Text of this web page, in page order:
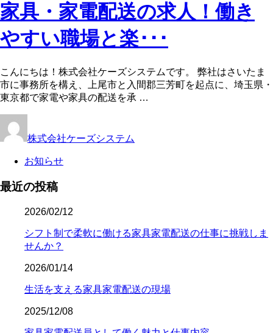
家具・家電配送の求人！働き
やすい職場と楽･･･
こんにちは！株式会社ケーズシステムです。 弊社はさいたま
市に事務所を構え、上尾市と入間郡三芳町を起点に、埼玉県・
東京都で家電や家具の配送を承 …
株式会社ケーズシステム
お知らせ
最近の投稿
2026/02/12
シフト制で柔軟に働ける家具家電配送の仕事に挑戦しま
せんか？
2026/01/14
生活を支える家具家電配送の現場
2025/12/08